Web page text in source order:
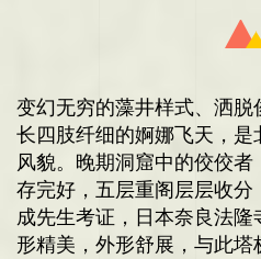
变幻无穷的藻井样式、洒
长四肢纤细的婀娜飞天，
风貌。 晚期洞窟中的佼佼者
存完好，五层重阁层层收分
成先生考证，日本奈良法
形精美，外形舒展，与此塔